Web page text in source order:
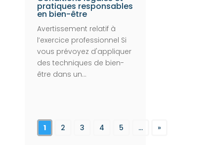
pratiques responsables
en bien-être
Avertissement relatif à
l’exercice professionnel Si
vous prévoyez d'appliquer
des techniques de bien-
être dans un...
1 2 3 4 5 ... »